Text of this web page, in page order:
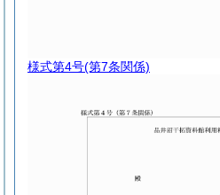
様式第4号(第7条関係)